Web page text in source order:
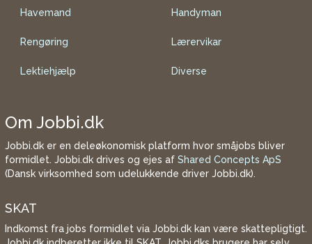
Havemand
Rengøring
Lektiehjælp
Handyman
Lærervikar
Diverse
Om Jobbi.dk
Jobbi.dk er en deleøkonomisk platform hvor småjobs bliver
formidlet. Jobbi.dk drives og ejes af Shared Concepts ApS
(Dansk virksomhed som udelukkende driver Jobbi.dk).
SKAT
Indkomst fra jobs formidlet via Jobbi.dk kan være skattepligtigt.